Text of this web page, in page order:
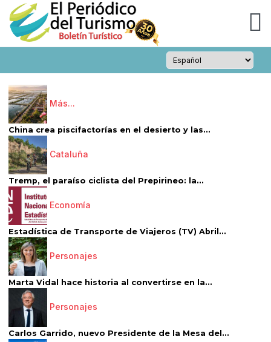
Más...
China crea piscifactorías en el desierto y las...
Cataluña
Tremp, el paraíso ciclista del Prepirineo: la...
Economía
Estadística de Transporte de Viajeros (TV) Abril...
Personajes
Marta Vidal hace historia al convertirse en la...
Personajes
Carlos Garrido, nuevo Presidente de la Mesa del...